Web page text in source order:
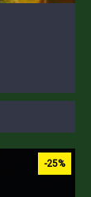
-25%